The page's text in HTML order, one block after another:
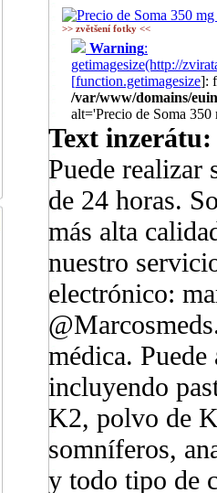
>> zvětšení fotky <<
Warning:
getimagesize(http://
[function.getimagesize]:
/var/www/domains/
alt='Precio de Soma 350
Text inzerátu:
Puede realizar
de 24 horas.
más alta
nuestro
electrónico:
médica.
incluyendo
K2, polvo de
somníferos,
y todo tipo de